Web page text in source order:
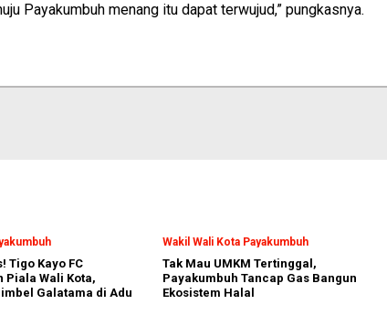
Payakumbuh menang itu dapat terwujud,” pungkasnya.
Tigo Kayo FC
Piala Wali Kota,
Galatama di Adu
Wakil Wali Kota Payakumbuh
Tak Mau UMKM Tertinggal,
Payakumbuh Tancap Gas Bangun
Ekosistem Halal